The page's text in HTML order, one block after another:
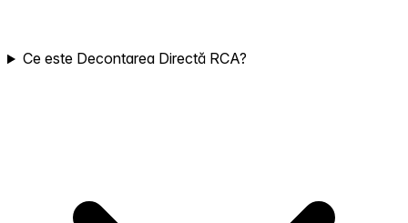
Ce este Decontarea Directă RCA?